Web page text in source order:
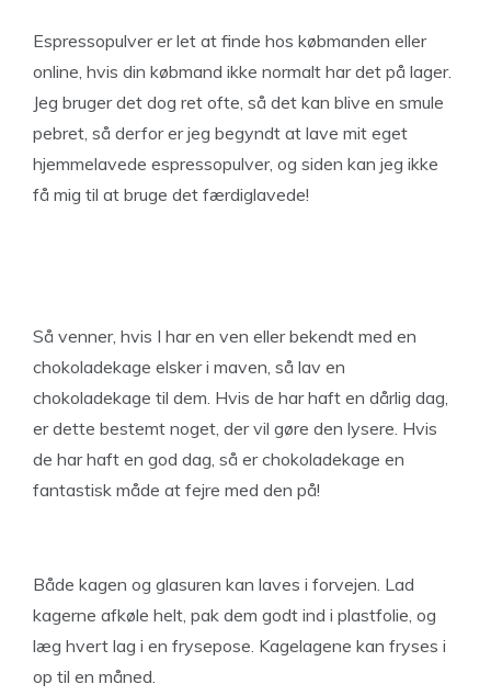
Espressopulver er let at finde hos købmanden eller
online, hvis din købmand ikke normalt har det på lager.
Jeg bruger det dog ret ofte, så det kan blive en smule
pebret, så derfor er jeg begyndt at lave mit eget
hjemmelavede espressopulver, og siden kan jeg ikke
få mig til at bruge det færdiglavede!
Så venner, hvis I har en ven eller bekendt med en
chokoladekage elsker i maven, så lav en
chokoladekage til dem. Hvis de har haft en dårlig dag,
er dette bestemt noget, der vil gøre den lysere. Hvis
de har haft en god dag, så er chokoladekage en
fantastisk måde at fejre med den på!
Både kagen og glasuren kan laves i forvejen. Lad
kagerne afkøle helt, pak dem godt ind i plastfolie, og
læg hvert lag i en frysepose. Kagelagene kan fryses i
op til en måned.